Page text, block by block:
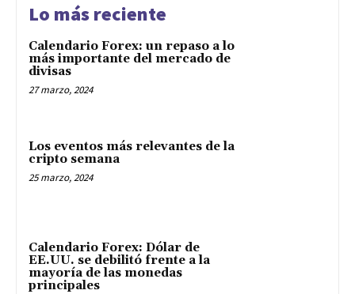
Lo más reciente
Calendario Forex: un repaso a lo
más importante del mercado de
divisas
27 marzo, 2024
Los eventos más relevantes de la
cripto semana
25 marzo, 2024
Calendario Forex: Dólar de
EE.UU. se debilitó frente a la
mayoría de las monedas
principales